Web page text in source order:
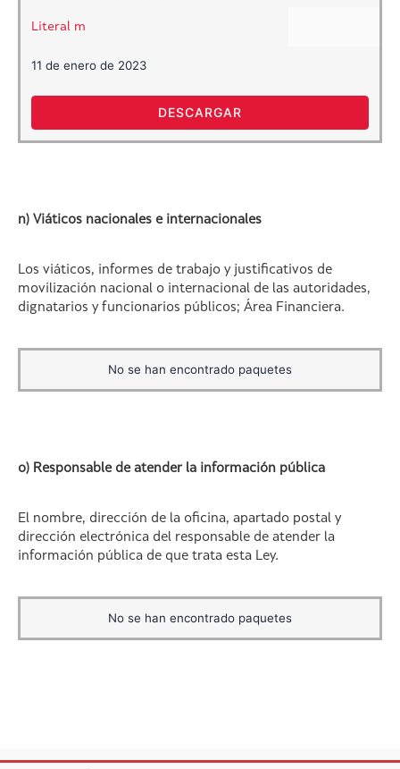
Literal m
11 de enero de 2023
DESCARGAR
n) Viáticos nacionales e internacionales
Los viáticos, informes de trabajo y justificativos de
movilización nacional o internacional de las autoridades,
dignatarios y funcionarios públicos; Área Financiera.
No se han encontrado paquetes
o) Responsable de atender la información pública
El nombre, dirección de la oficina, apartado postal y
dirección electrónica del responsable de atender la
información pública de que trata esta Ley.
No se han encontrado paquetes